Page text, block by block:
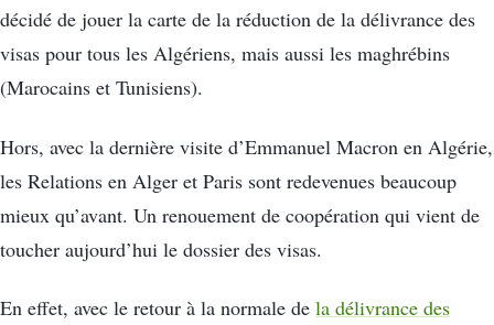
décidé de jouer la carte de la réduction de la délivrance des
visas pour tous les Algériens, mais aussi les maghrébins
(Marocains et Tunisiens).
Hors, avec la dernière visite d’Emmanuel Macron en Algérie,
les Relations en Alger et Paris sont redevenues beaucoup
mieux qu’avant. Un renouement de coopération qui vient de
toucher aujourd’hui le dossier des visas.
En effet, avec le retour à la normale de la délivrance des